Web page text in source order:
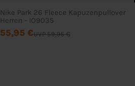
Nike Park 26 Fleece Kapuzenpullover
Herren - IO9035
UVP 59,95 €
55,95 €